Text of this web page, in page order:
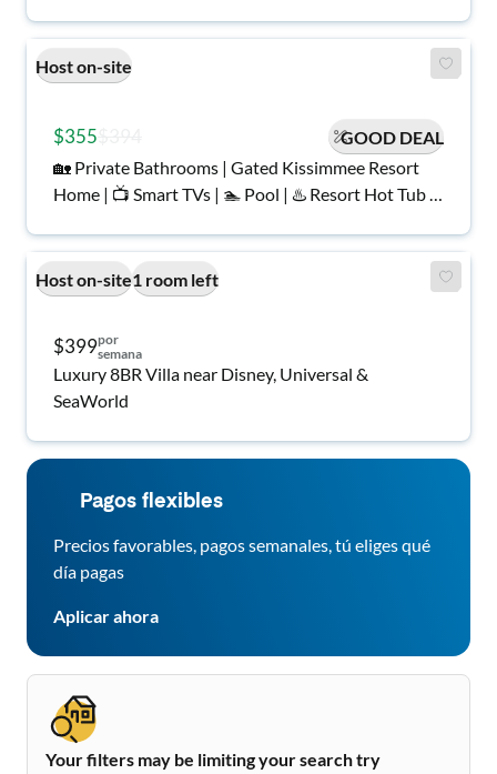
Host on-site
$355
GOOD DEAL
🏡 Private Bathrooms | Gated Kissimmee Resort
Home | 📺 Smart TVs | 🏊 Pool | ♨️ Resort Hot Tub |
Plunge | 🔴 Red Light Bed | 🧘 PEMF Mat | ⚡
Whole-Body Vibration | Near Disney, Universal,
SeaWorld & HWY 192
Host on-site1 room left
$399por
semana
Luxury 8BR Villa near Disney, Universal &
SeaWorld
Pagos flexibles
Precios favorables, pagos semanales, tú eliges qué
día pagas
Aplicar ahora
Your filters may be limiting your search try